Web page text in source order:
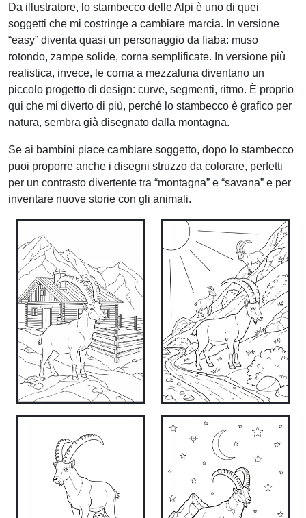
Da illustratore, lo stambecco delle Alpi è uno di quei
soggetti che mi costringe a cambiare marcia. In versione
“easy” diventa quasi un personaggio da fiaba: muso
rotondo, zampe solide, corna semplificate. In versione più
realistica, invece, le corna a mezzaluna diventano un
piccolo progetto di design: curve, segmenti, ritmo. È proprio
qui che mi diverto di più, perché lo stambecco è grafico per
natura, sembra già disegnato dalla montagna.
Se ai bambini piace cambiare soggetto, dopo lo stambecco
puoi proporre anche i disegni struzzo da colorare, perfetti
per un contrasto divertente tra “montagna” e “savana” e per
inventare nuove storie con gli animali.